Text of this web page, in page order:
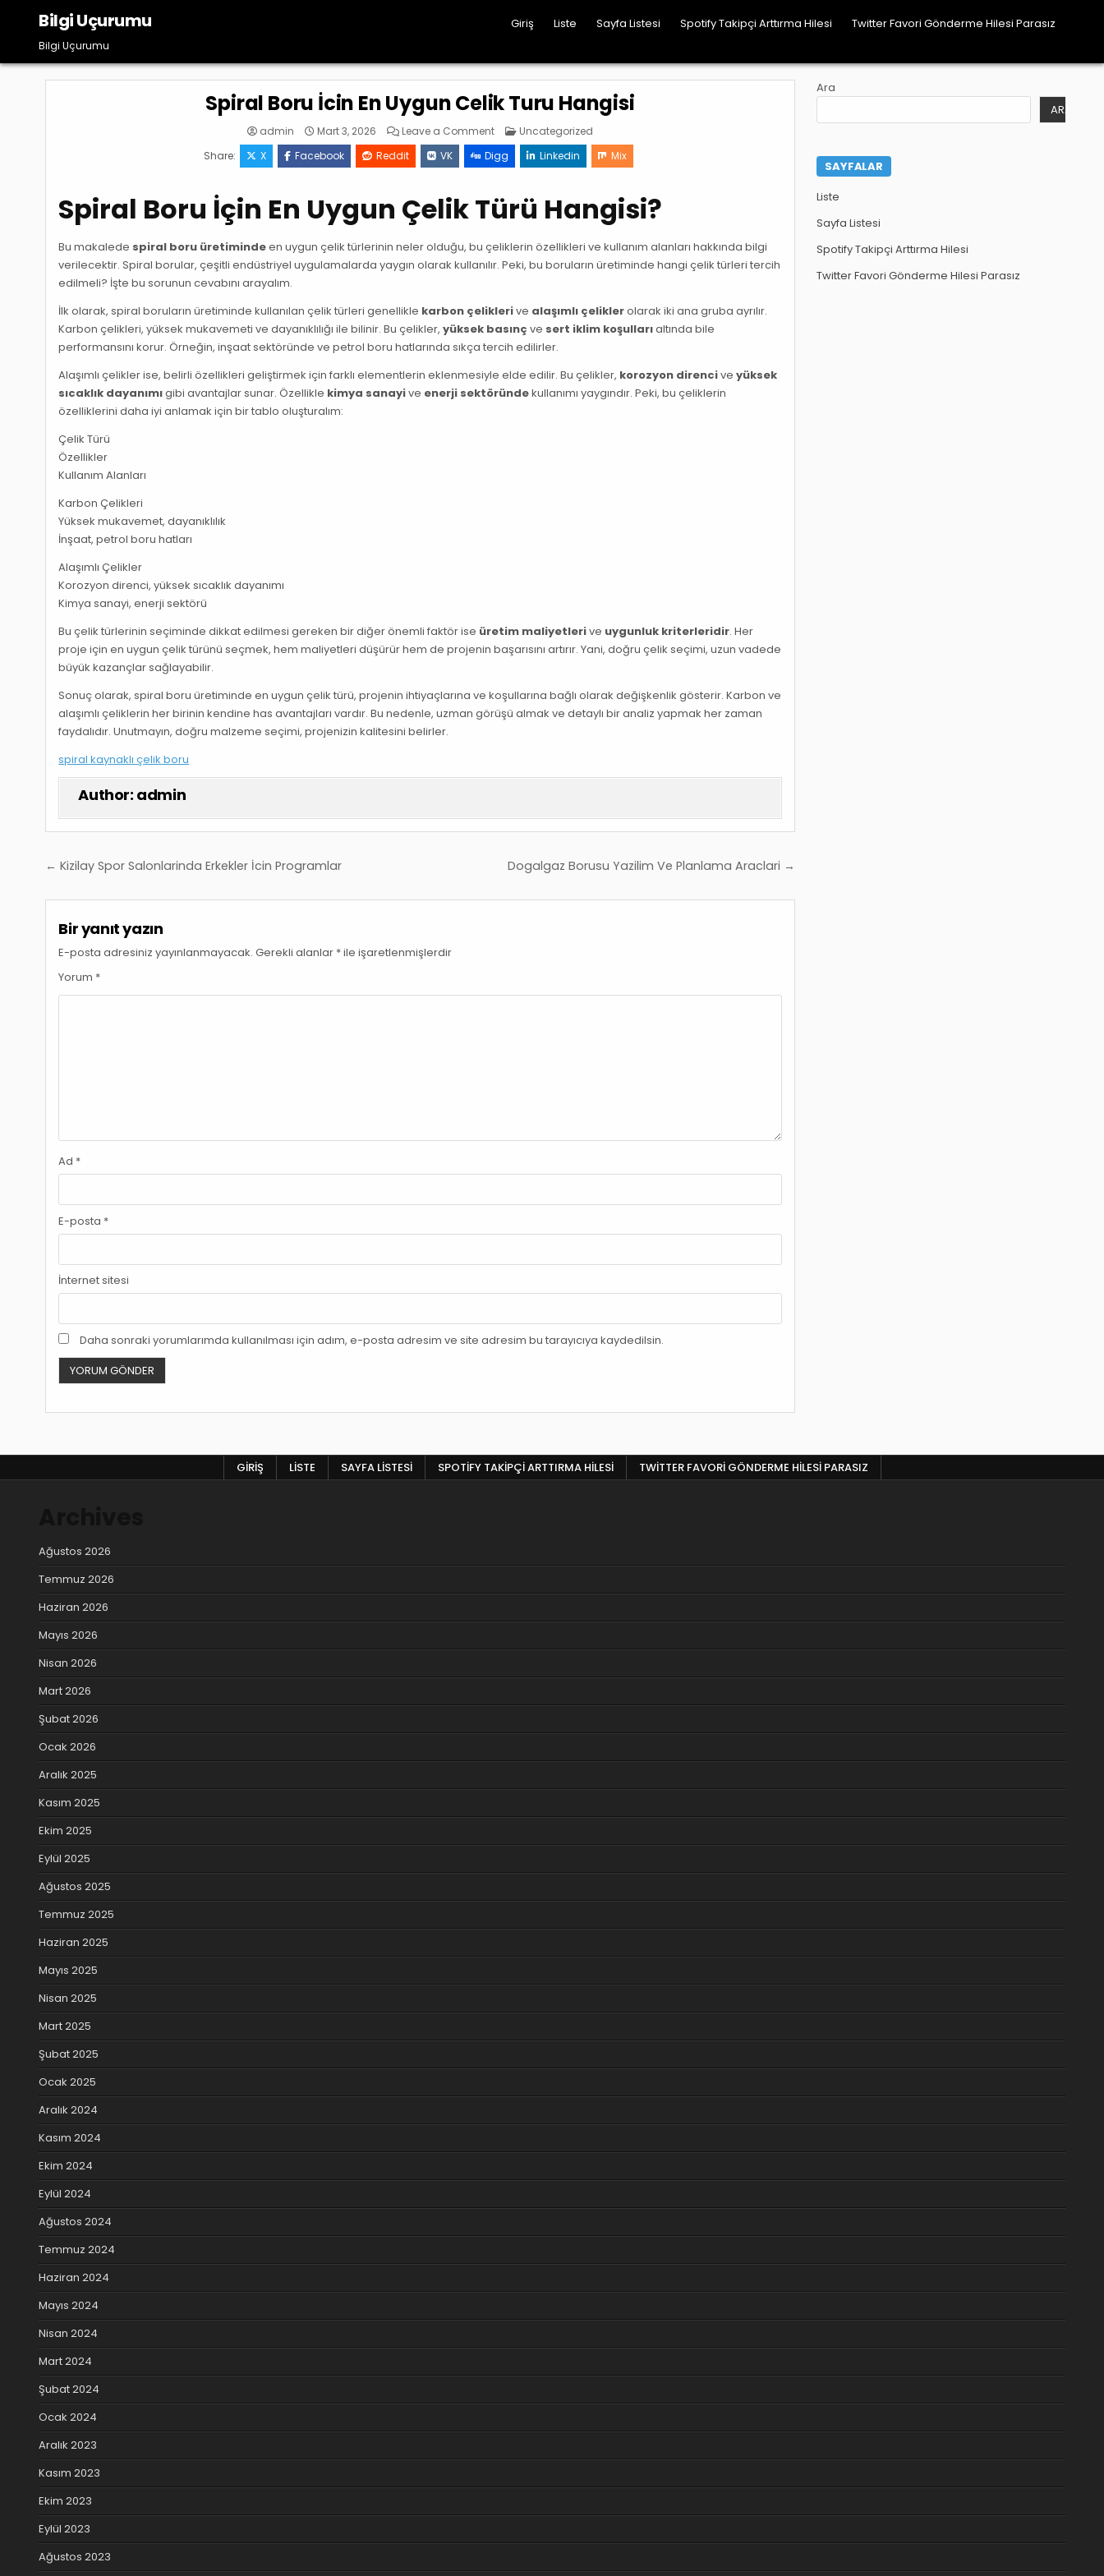
content
Bilgi Uçurumu
Bilgi Uçurumu
Giriş Liste Sayfa Listesi Spotify Takipçi Arttırma Hilesi Twitter Favori Gönderme Hilesi Parasız
Spiral Boru İcin En Uygun Celik Turu Hangisi
admin Mart 3, 2026 Leave a Commenton
Spiral
İcin
En
Turu
Hangisi
Posted
Uncategorized
Share:
X Facebook Reddit VK Digg Linkedin Mix
Spiral Boru İçin En Uygun Çelik Türü Hangisi?
Bu makalede spiral boru üretimindeen uygun çelik türlerinin neler olduğu, bu çeliklerin özellikleri ve kullanım alanları hakkında bilgi
verilecektir. Spiral borular, çeşitli endüstriyel uygulamalarda yaygın olarak kullanılır. Peki, bu boruların üretiminde hangi çelik türleri tercih
edilmeli? İşte bu sorunun cevabını arayalım.
İlk olarak, spiral boruların üretiminde kullanılan çelik türleri genellikle karbon çeliklerive alaşımlı çeliklerolarak iki ana gruba ayrılır.
Karbon çelikleri, yüksek mukavemeti ve dayanıklılığı ile bilinir. Bu çelikler,yüksek basınç ve sert iklim koşullarıaltında bile
performansını korur. Örneğin, inşaat sektöründe ve petrol boru hatlarında sıkça tercih edilirler.
Alaşımlı çelikler ise, belirli özellikleri geliştirmek için farklı elementlerin eklenmesiyle elde edilir. Bu çelikler, korozyon direnciveyüksek
sıcaklık dayanımıgibi avantajlar sunar. Özellikle kimya sanayive enerji sektöründekullanımı yaygındır. Peki, bu çeliklerin
özelliklerini daha iyi anlamak için bir tablo oluşturalım:
Çelik Türü
Özellikler
Kullanım Alanları
Karbon Çelikleri
Yüksek mukavemet, dayanıklılık
İnşaat, petrol boru hatları
Alaşımlı Çelikler
Korozyon direnci, yüksek sıcaklık dayanımı
Kimya sanayi, enerji sektörü
Bu çelik türlerinin seçiminde dikkat edilmesi gereken bir diğer önemli faktör ise üretim maliyetlerive uygunluk kriterleridir. Her
proje için en uygun çelik türünü seçmek, hem maliyetleri düşürür hem de projenin başarısını artırır. Yani, doğru çelik seçimi, uzun vadede
büyük kazançlar sağlayabilir.
Sonuç olarak, spiral boru üretiminde en uygun çelik türü, projenin ihtiyaçlarına ve koşullarına bağlı olarak değişkenlik gösterir. Karbon ve
alaşımlı çeliklerin her birinin kendine has avantajları vardır. Bu nedenle, uzman görüşü almak ve detaylı bir analiz yapmak her zaman
faydalıdır. Unutmayın, doğru malzeme seçimi, projenizin kalitesini belirler.
spiral kaynaklı çelik boru
Author: admin
Yazı Dogalgaz Borusu Yazilim Ve Planlama Araclari →
← Kizilay Spor Salonlarinda Erkekler İcin Programlar
Bir yanıt yazın
E-posta adresiniz yayınlanmayacak. Gerekli alanlar *ile işaretlenmişlerdir
Yorum *
Ad *
E-posta *
İnternet sitesi
Daha sonraki yorumlarımda kullanılması için adım, e-posta adresim ve site adresim bu tarayıcıya kaydedilsin.
Ara
ARA
SAYFALAR
Liste
Sayfa Listesi
Spotify Takipçi Arttırma Hilesi
Twitter Favori Gönderme Hilesi Parasız
GIRIŞ LISTE SAYFA LISTESI SPOTIFY TAKIPÇI ARTTIRMA HILESI TWITTER FAVORI GÖNDERME HILESI PARASIZ
Ağustos 2026
Temmuz 2026
Haziran 2026
Mayıs 2026
Nisan 2026
Mart 2026
Şubat 2026
Ocak 2026
Aralık 2025
Kasım 2025
Ekim 2025
Eylül 2025
Ağustos 2025
Temmuz 2025
Haziran 2025
Mayıs 2025
Nisan 2025
Mart 2025
Şubat 2025
Ocak 2025
Aralık 2024
Kasım 2024
Ekim 2024
Eylül 2024
Ağustos 2024
Temmuz 2024
Haziran 2024
Mayıs 2024
Nisan 2024
Mart 2024
Şubat 2024
Ocak 2024
Aralık 2023
Kasım 2023
Ekim 2023
Eylül 2023
Ağustos 2023